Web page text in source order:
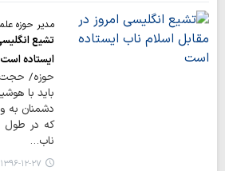
مدیر حوزه
تشیع
ایستاده است
حوزه/ حجت
باید با
دشمنان به
که در طول
ناب…
۱۳۹۶-۱۲-۲۷ ۱۵:۳۵